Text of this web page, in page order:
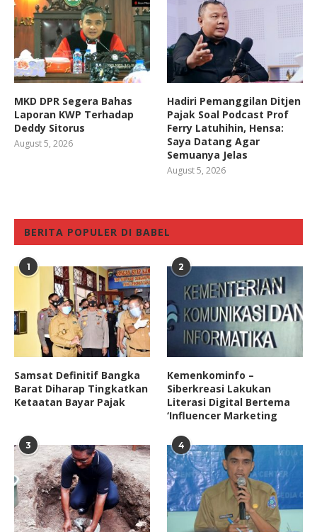
MKD DPR Segera Bahas
Laporan KWP Terhadap
Deddy Sitorus
August 5, 2026
Hadiri Pemanggilan Ditjen
Pajak Soal Podcast Prof
Ferry Latuhihin, Hensa:
Saya Datang Agar
Semuanya Jelas
August 5, 2026
BERITA POPULER DI BABEL
1
Samsat Definitif Bangka
Barat Diharap Tingkatkan
Ketaatan Bayar Pajak
2
Kemenkominfo –
Siberkreasi Lakukan
Literasi Digital Bertema
‘Influencer Marketing
3 4